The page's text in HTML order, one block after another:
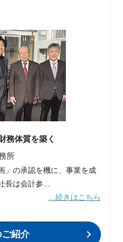
務体質を築く
所
」の承認を機に、事業を成
長は会計参...
...続きはこちら
紹介